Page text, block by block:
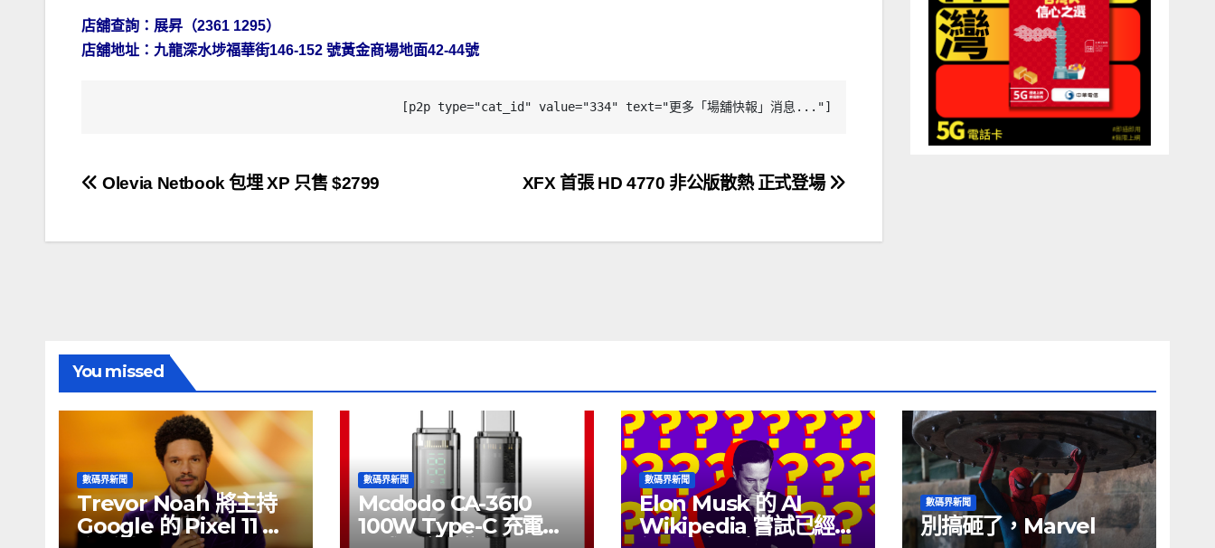
店舖查詢：展昇（2361 1295）
店舖地址：九龍深水埗福華街146-152 號黃金商場地面42-44號
[p2p type="cat_id" value="334" text="更多「場舖快報」消息..."]
文
XFX 首張 HD 4770 非公版散熱 正式登場
Olevia Netbook 包埋 XP 只售 $2799
You missed
數碼界新聞
Trevor Noah 將主持
Google 的 Pixel 11 推
數碼界新聞
Mcdodo CA-3610
100W Type-C 充電線
數碼界新聞
Elon Musk 的 AI
Wikipedia 嘗試已經幾
數碼界新聞
別搞砸了，Marvel